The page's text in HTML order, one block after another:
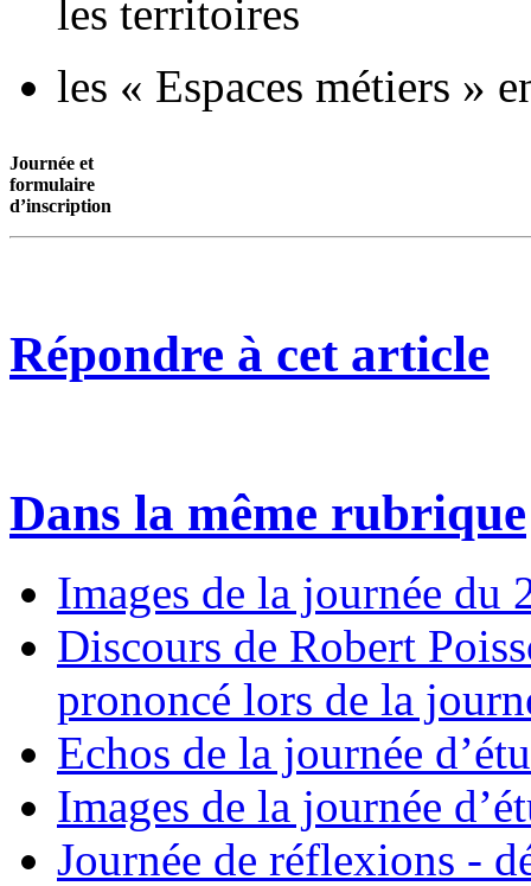
les territoires
les « Espaces métiers »
Journée et
formulaire
d’inscription
Répondre à cet article
Dans la même rubrique
Images de la journée du
Discours de Robert
prononcé lors de la
Echos de la journée
Images de la journée
Journée de réflexions -